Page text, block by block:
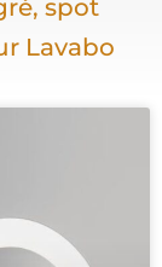
spot
Lavabo